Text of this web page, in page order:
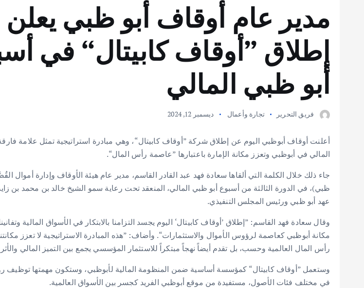
مدير عام أوقاف أبو ظبي يعلن
إطلاق ”أوقاف كابيتال“ في
أبو ظبي المالي
فريق التحرير تجارة وأعمال ديسمبر 12, 2024
أعلنت أوقاف أبوظبي اليوم عن إطلاق شركة ”أوقاف كابيتال“، وهي مبادرة استراتيجية تمثل علامة
المالي في أبوظبي وتعزز مكانة الإمارة باعتبارها ”عاصمة رأس المال“.
جاء ذلك خلال الكلمة التي ألقاها سعادة فهد عبد القادر القاسم، مدير عام هيئة الأوقاف وإدارة أموال
ظبي)، في الدورة الثالثة من أسبوع أبو ظبي المالي، المنعقد تحت رعاية سمو الشيخ خالد بن محمد بن
عهد أبو ظبي ورئيس المجلس التنفيذي.
وقال سعادة فهد القاسم: ”إطلاق ’أوقاف كابيتال‘ اليوم يجسد التزامنا بالابتكار في الأسواق المالية
مكانة أبوظبي كعاصمة لرؤوس الأموال والاستثمارات“. وأضاف: ”هذه المبادرة الاستراتيجية لا تعزز
رأس المال العالمية وحسب، بل تقدم أيضاً نهجاً مبتكراً للاستثمار المؤسسي يجمع بين التميز المالي
وستعمل ”أوقاف كابيتال“ كمؤسسة أساسية ضمن المنظومة المالية لأبوظبي، وستكون مهمتها توظيف
في مختلف فئات الأصول، مستفيدة من موقع أبوظبي الفريد كجسر بين الأسواق العالمية.